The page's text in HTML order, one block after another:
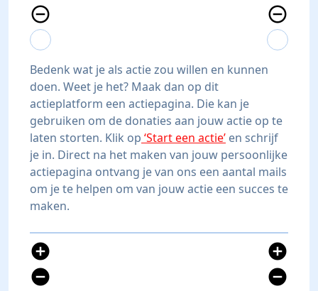
remove_circle_outline
expand_more
expand_less
remove_circle_outline
expand_more
expand_less
Bedenk wat je als actie zou willen en kunnen
doen. Weet je het? Maak dan op dit
actieplatform een actiepagina. Die kan je
gebruiken om de donaties aan jouw actie op te
laten storten. Klik op ‘Start een actie’ en schrijf
je in. Direct na het maken van jouw persoonlijke
actiepagina ontvang je van ons een aantal mails
om je te helpen om van jouw actie een succes te
maken.
add_circle
remove_circle
add_circle
remove_circle